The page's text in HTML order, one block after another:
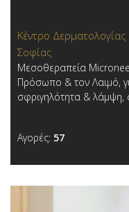
Κέντρο
Σοφίας
Μεσοθεραπεία
Πρόσωπο & τον Λαιμό,
σφριγηλότητα & λάμψη,
Αγορές: 57